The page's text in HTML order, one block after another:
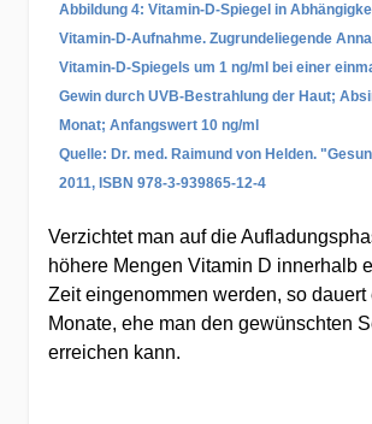
Abbildung 4: Vitamin-D-Spiegel in
Vitamin-D-Aufnahme. Zugrundeliegende
Vitamin-D-Spiegels um 1 ng/ml bei einer
Gewin durch UVB-Bestrahlung der Haut;
Monat; Anfangswert 10 ng/ml
Quelle: Dr. med. Raimund von Helden.
2011, ISBN 978-3-939865-12-4
Verzichtet man auf die
höhere Mengen Vitamin D innerhalb
Zeit eingenommen werden, so dauert
Monate, ehe man den gewünschten
erreichen kann.